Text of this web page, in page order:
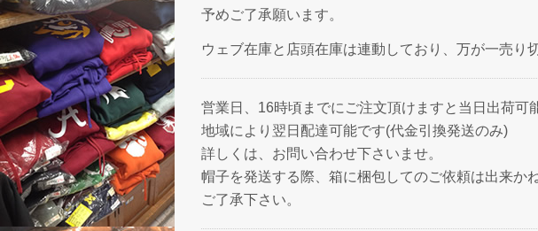
予めご了承願います。
ウェブ在庫と店頭在庫は連動しており、万が一売り
営業日、16時頃までにご注文頂けますと当日出荷可
地域により翌日配達可能です(代金引換発送のみ)
詳しくは、お問い合わせ下さいませ。
帽子を発送する際、箱に梱包してのご依頼は出来か
ご了承下さい。